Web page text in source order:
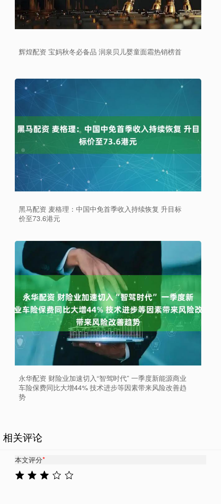
辉煌配资 宝妈秋冬必备品 润泉贝儿婴童面霜热销榜首
黑马配资 麦格理：中国中免首季收入持续恢复 升目标
价至73.6港元
永华配资 财险业加速切入“智驾时代” 一季度新能源商业
车险保费同比大增44% 技术进步等因素带来风险改善趋
势
相关评论
本文评分*